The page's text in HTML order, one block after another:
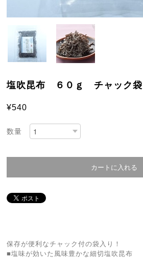
塩吹昆布 ６０ｇ チャック袋
¥540
数量
保存が便利なチャック付の袋入り！
■塩味が効いた風味豊かな細切塩吹昆布